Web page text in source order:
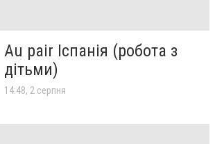
Au pair Іспанія (робота з
дітьми)
14:48, 2 серпня